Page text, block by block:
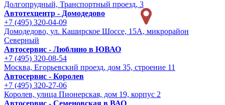
Долгопрудный, Транспортный проезд, 3
Автотехцентр - Домодедово
+7 (495) 320-04-09
Домодедово, ул. Каширское Шоссе, 15А, микрорайон
Северный
Автосервис - Люблино в ЮВАО
+7 (495) 320-08-54
Москва, Егорьевский проезд, дом 35, строение 11
Автосервис - Королев
+7 (495) 320-27-06
Королев, улица Пионерская, дом 19, корпус 2
Автосервис - Семеновская в ВАО